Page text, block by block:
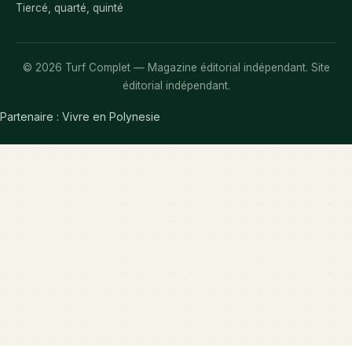
Tiercé, quarté, quinté
© 2026 Turf Complet — Magazine éditorial indépendant. Site
éditorial indépendant.
Partenaire : Vivre en Polynesie